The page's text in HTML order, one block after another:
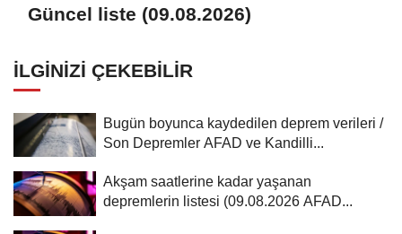
Güncel liste (09.08.2026)
İLGINIZI ÇEKEBILIR
Bugün boyunca kaydedilen deprem verileri /
Son Depremler AFAD ve Kandilli...
Akşam saatlerine kadar yaşanan
depremlerin listesi (09.08.2026 AFAD...